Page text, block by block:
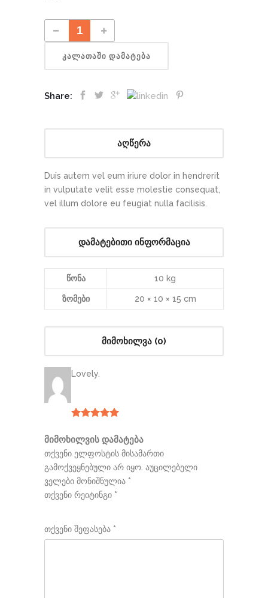
ᲙᲐᲚᲐᲗᲐᲨᲘ ᲓᲐᲛᲐᲢᲔᲑᲐ
Share:
აღწერა
Duis autem vel eum iriure dolor in hendrerit
in vulputate velit esse molestie consequat,
vel illum dolore eu feugiat nulla facilisis.
დამატებითი ინფორმაცია
წონა 10 kg
ზომები 20 × 10 × 15 cm
მიმოხილვა (0)
5 , 5-დან
Lovely.
მიმოხილვის დამატება
თქვენი ელფოსტის მისამართი
გამოქვეყნებული არ იყო. აუცილებელი
ველები მონიშნულია *
თქვენი რეიტინგი *
თქვენი შეფასება *